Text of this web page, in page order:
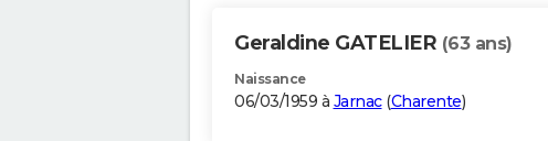
Geraldine GATELIER (63 ans)
Naissance
06/03/1959 à Jarnac(Charente)